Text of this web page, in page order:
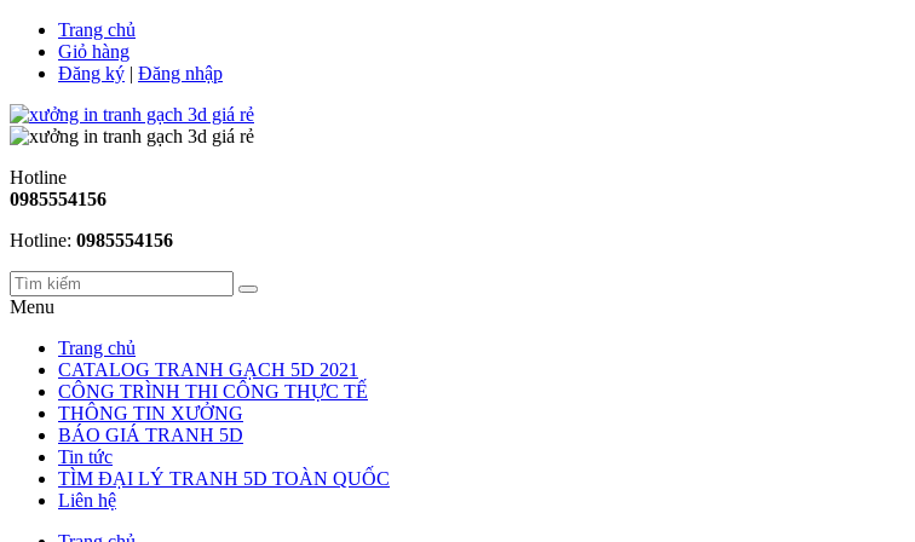
Trang chủ
Giỏ hàng
Đăng ký | Đăng nhập
Hotline
0985554156
Hotline: 0985554156
Menu
Trang chủ
CATALOG TRANH GẠCH 5D 2021
CÔNG TRÌNH THI CÔNG THỰC TẾ
THÔNG TIN XƯỞNG
BÁO GIÁ TRANH 5D
Tin tức
TÌM ĐẠI LÝ TRANH 5D TOÀN QUỐC
Liên hệ